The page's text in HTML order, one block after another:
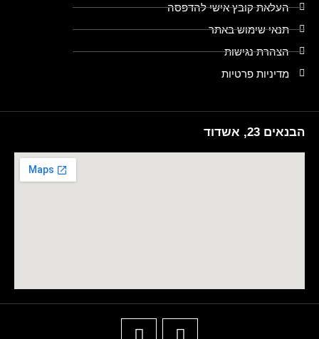
העלאת קובץ אישי להדפסה
תנאי שימוש באתר
הצהרת נגישות
מדיניות פרטיות
הבנאים 23, אשדוד